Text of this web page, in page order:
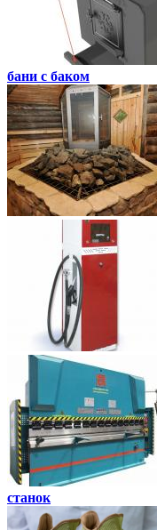
бани с баком
станок